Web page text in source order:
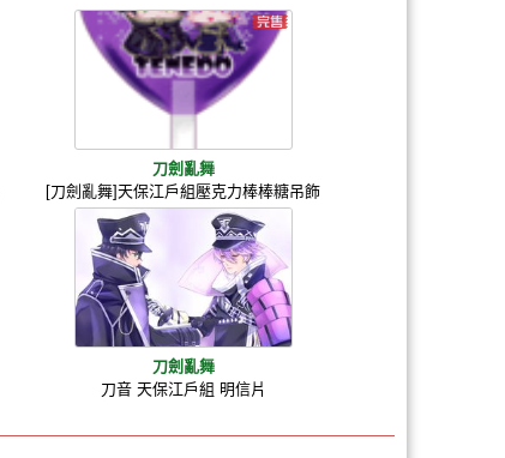
刀劍亂舞
[刀劍亂舞]天保江戶組壓克力棒棒糖吊飾
刀劍亂舞
刀音 天保江戶組 明信片